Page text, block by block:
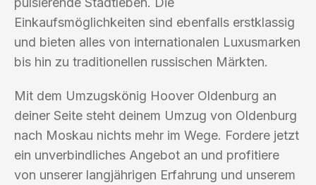
Einkaufsmöglichkeiten sind ebenfalls erstklassig
und bieten alles von internationalen Luxusmarken
bis hin zu traditionellen russischen Märkten.
Mit dem Umzugskönig Hoover Oldenburg an
deiner Seite steht deinem Umzug von Oldenburg
nach Moskau nichts mehr im Wege. Fordere jetzt
ein unverbindliches Angebot an und profitiere
von unserer langjährigen Erfahrung und unserem